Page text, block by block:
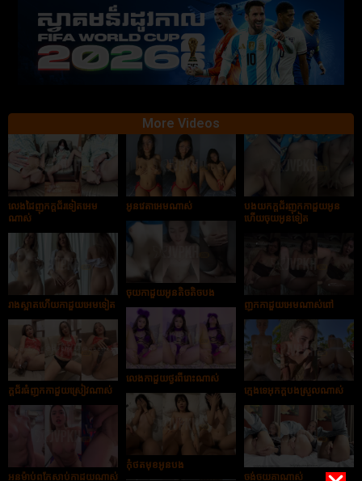
More Videos
លេងដៃញុកក្ដជ័រទៀតអេម
ណាស់
អូនវេតាអេមណាស់
បងយកក្ដជ័រញុកកាដួយអូន
ហើយចុយអូនទៀត
រាងស្អាតហើយកាដួយអេមទៀត
ចុយកាដួយអូនតិចតិចបង
ញុកកាដួយអេមណាស់ពៅ
ក្ដជ័រធំញុកកាដួយស្រៀវណាស់
លេងកាដួយថ្ងូរពីរោះណាស់
ក្មេងទេអុកក្ដបងស្រួលណាស់
អូនម៉ាប់ពូកែសាប់កាដួយណាស់
កុំថតមុខអូនបង
ចង់ចុយគ្នាណាស់